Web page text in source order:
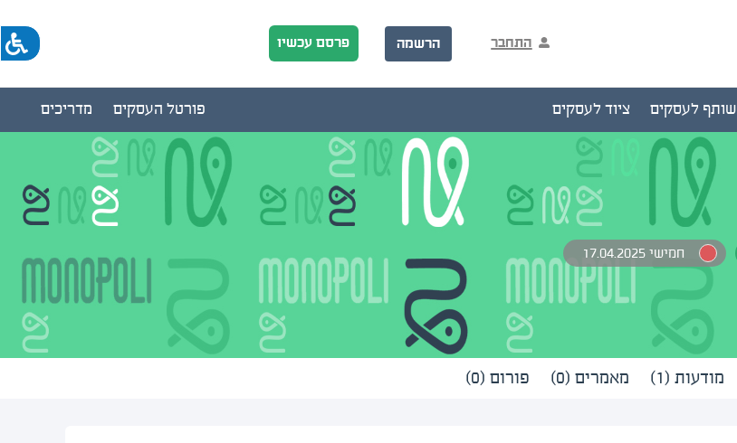
התחבר הרשמה פרסם עכשיו
שותף לעסקים ציוד לעסקים מדריכים פורטל העסקים
חמישי 17.04.2025
מודעות (1) מאמרים (0) פורום (0)